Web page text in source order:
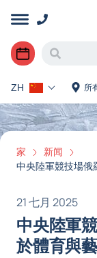
所
ZH
家
新闻
中央陸軍競技場俄
21 七月 2025
中央陸軍
於體育與